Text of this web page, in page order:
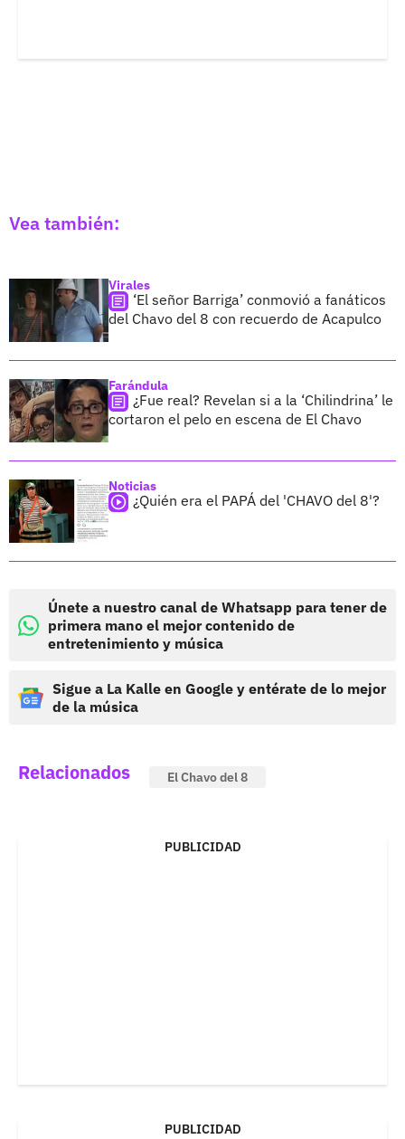
Vea también:
Virales
‘El señor Barriga’ conmovió a fanáticos
del Chavo del 8 con recuerdo de Acapulco
Farándula
¿Fue real? Revelan si a la ‘Chilindrina’ le
cortaron el pelo en escena de El Chavo
Noticias
¿Quién era el PAPÁ del 'CHAVO del 8'?
Únete a nuestro canal de Whatsapp para tener de
primera mano el mejor contenido de
entretenimiento y música
Sigue a La Kalle en Google y entérate de lo mejor
de la música
Relacionados El Chavo del 8
PUBLICIDAD
PUBLICIDAD